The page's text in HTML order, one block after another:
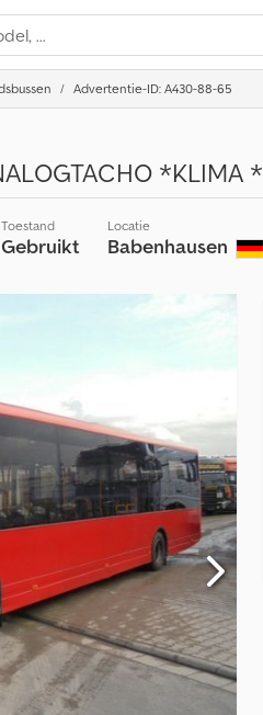
Advertentie-ID: A430-88-65
*KLIMA *
Toestand
Gebruikt
Locatie
Babenhausen